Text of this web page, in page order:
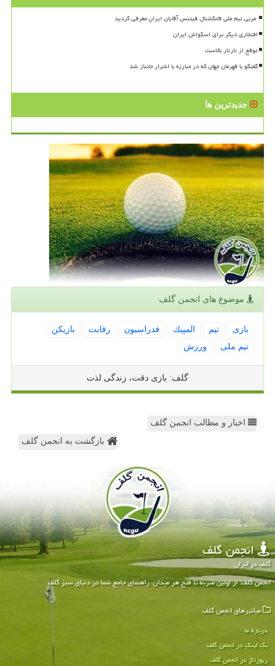
افتخاری دیگر برای اسکواش ایران
توقع از تارتار بالاست
گفتگو با قهرمان جهان که در مبارزه با اشرار جانباز شد
جدیدترین ها
موضوع های انجمن گلف
بازی تیم المپیك فدراسیون رقابت
بازیكن
تیم ملی
ورزش
گلف: بازی دقت، زندگی لذت
اخبار و مطالب انجمن گلف
بازگشت به انجمن گلف
انجمن گلف
گلف در ایران
انجمن گلف: از اولین ضربه تا فتح هر میدان، راهنمای جامع شما در دنیای سبز گلف
میانبرهای انجمن گلف
درباره ما
بک لینک در انجمن گلف
رپورتاژ در انجمن گلف